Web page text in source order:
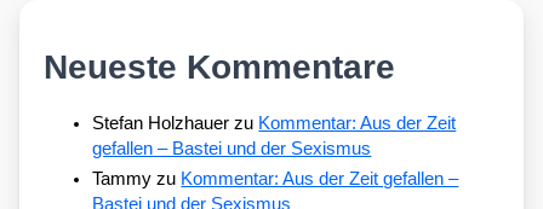
Neueste Kommentare
Stefan Holzhauer zu Kommentar: Aus der Zeit
gefallen – Bastei und der Sexismus
Tammy zu Kommentar: Aus der Zeit gefallen –
Bastei und der Sexismus